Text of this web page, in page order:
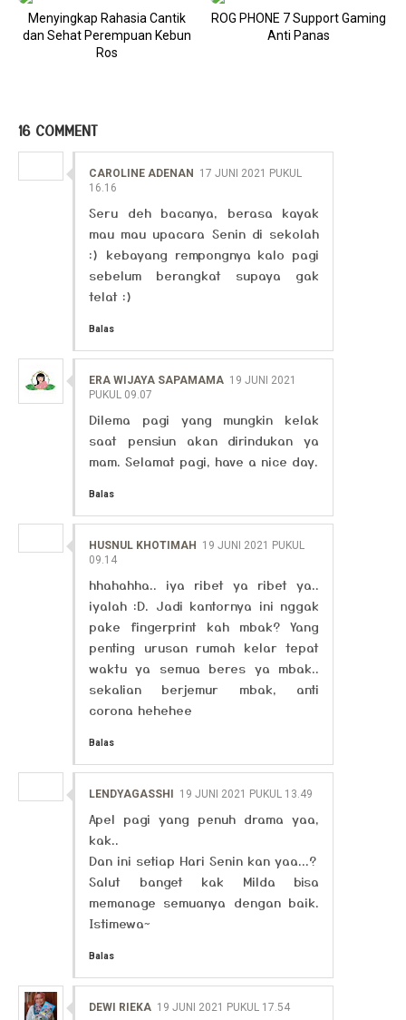
Menyingkap Rahasia Cantik
dan Sehat Perempuan Kebun
Ros
ROG PHONE 7 Support Gaming
Anti Panas
16 COMMENT
CAROLINE ADENAN
17 JUNI 2021 PUKUL
16.16
Seru deh bacanya, berasa kayak
mau mau upacara Senin di sekolah
:) kebayang rempongnya kalo pagi
sebelum berangkat supaya gak
telat :)
Balas
ERA WIJAYA SAPAMAMA 19 JUNI 2021
PUKUL 09.07
⁩Dilema pagi yang mungkin kelak
saat pensiun akan dirindukan ya
mam. Selamat pagi, have a nice day.
Balas
HUSNUL KHOTIMAH
19 JUNI 2021 PUKUL
09.14
hhahahha.. iya ribet ya ribet ya..
iyalah :D. Jadi kantornya ini nggak
pake fingerprint kah mbak? Yang
penting urusan rumah kelar tepat
waktu ya semua beres ya mbak..
sekalian berjemur mbak, anti
corona hehehee
Balas
LENDYAGASSHI 19 JUNI 2021 PUKUL 13.49
Apel pagi yang penuh drama yaa,
kak..
Dan ini setiap Hari Senin kan yaa...?
Salut banget kak Milda bisa
memanage semuanya dengan baik.
Istimewa~
Balas
DEWI RIEKA 19 JUNI 2021 PUKUL 17.54